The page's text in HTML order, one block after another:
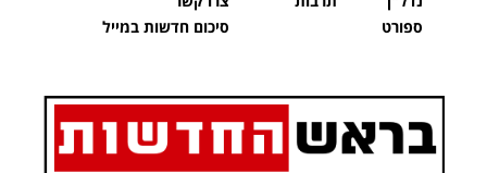
ספורט
סיכום חדשות במייל